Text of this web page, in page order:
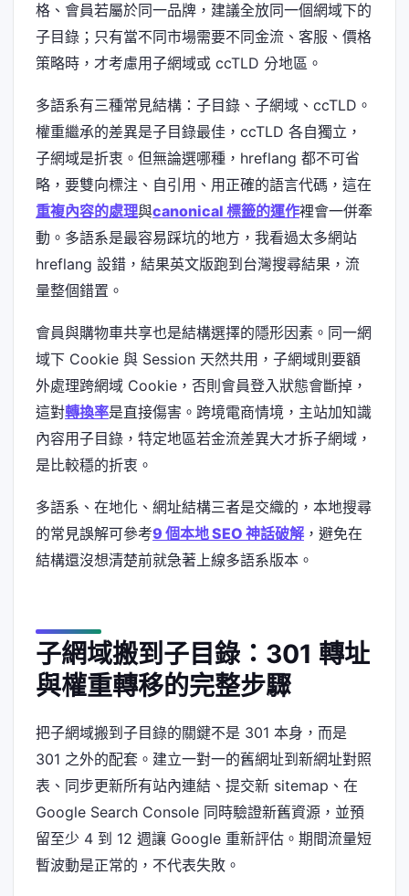
格、會員若屬於同一品牌，建議全放同一個網域下的
子目錄；只有當不同市場需要不同金流、客服、價格
策略時，才考慮用子網域或 ccTLD 分地區。
多語系有三種常見結構：子目錄、子網域、ccTLD。
權重繼承的差異是子目錄最佳，ccTLD 各自獨立，
子網域是折衷。但無論選哪種，hreflang 都不可省
略，要雙向標注、自引用、用正確的語言代碼，這在
重複內容的處理與canonical 標籤的運作裡會一併牽
動。多語系是最容易踩坑的地方，我看過太多網站
hreflang 設錯，結果英文版跑到台灣搜尋結果，流
量整個錯置。
會員與購物車共享也是結構選擇的隱形因素。同一網
域下 Cookie 與 Session 天然共用，子網域則要額
外處理跨網域 Cookie，否則會員登入狀態會斷掉，
這對轉換率是直接傷害。跨境電商情境，主站加知識
內容用子目錄，特定地區若金流差異大才拆子網域，
是比較穩的折衷。
多語系、在地化、網址結構三者是交織的，本地搜尋
的常見誤解可參考9 個本地 SEO 神話破解 ，避免在
結構還沒想清楚前就急著上線多語系版本。
子網域搬到子目錄：301 轉址
與權重轉移的完整步驟
把子網域搬到子目錄的關鍵不是 301 本身，而是
301 之外的配套。建立一對一的舊網址到新網址對照
表、同步更新所有站內連結、提交新 sitemap、在
Google Search Console 同時驗證新舊資源，並預
留至少 4 到 12 週讓 Google 重新評估。期間流量短
暫波動是正常的，不代表失敗。